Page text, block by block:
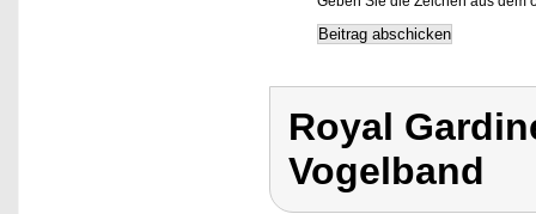
Royal
Vogelband